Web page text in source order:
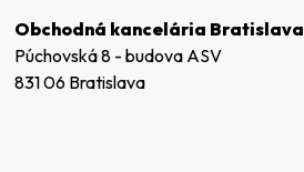
Obchodná kancelária Bratislava
Púchovská 8 - budova ASV
831 06 Bratislava